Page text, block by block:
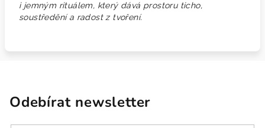
i jemným rituálem, který dává prostoru ticho,
soustředění a radost z tvoření.
Odebírat newsletter